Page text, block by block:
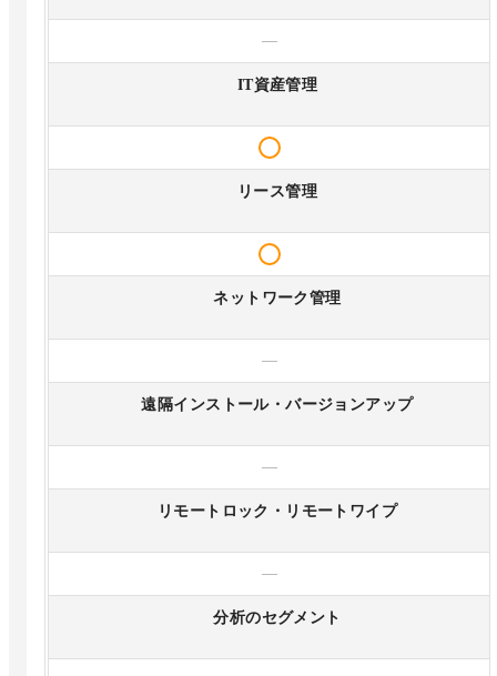
—
IT資産管理
リース管理
ネットワーク管理
—
遠隔インストール・バージョンアップ
—
リモートロック・リモートワイプ
—
分析のセグメント